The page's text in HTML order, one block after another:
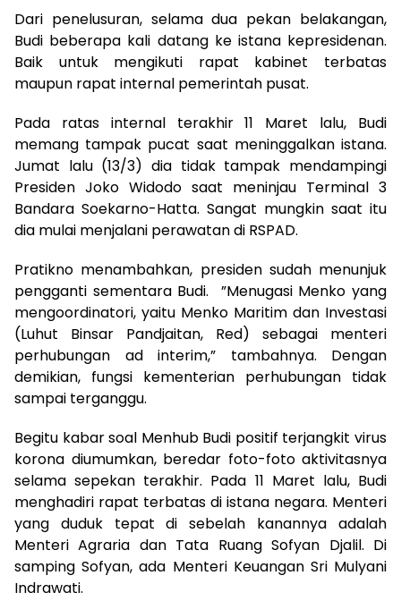
Dari penelusuran, selama dua pekan belakangan,
Budi beberapa kali datang ke istana kepresidenan.
Baik untuk mengikuti rapat kabinet terbatas
maupun rapat internal pemerintah pusat.
Pada ratas internal terakhir 11 Maret lalu, Budi
memang tampak pucat saat meninggalkan istana.
Jumat lalu (13/3) dia tidak tampak mendampingi
Presiden Joko Widodo saat meninjau Terminal 3
Bandara Soekarno-Hatta. Sangat mungkin saat itu
dia mulai menjalani perawatan di RSPAD.
Pratikno menambahkan, presiden sudah menunjuk
pengganti sementara Budi. ”Menugasi Menko yang
mengoordinatori, yaitu Menko Maritim dan Investasi
(Luhut Binsar Pandjaitan, Red) sebagai menteri
perhubungan ad interim,” tambahnya. Dengan
demikian, fungsi kementerian perhubungan tidak
sampai terganggu.
Begitu kabar soal Menhub Budi positif terjangkit virus
korona diumumkan, beredar foto-foto aktivitasnya
selama sepekan terakhir. Pada 11 Maret lalu, Budi
menghadiri rapat terbatas di istana negara. Menteri
yang duduk tepat di sebelah kanannya adalah
Menteri Agraria dan Tata Ruang Sofyan Djalil. Di
samping Sofyan, ada Menteri Keuangan Sri Mulyani
Indrawati.